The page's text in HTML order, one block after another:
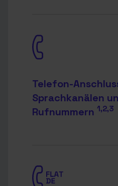
Telefon-
Sprachkanälen
Rufnummern 1,2,3